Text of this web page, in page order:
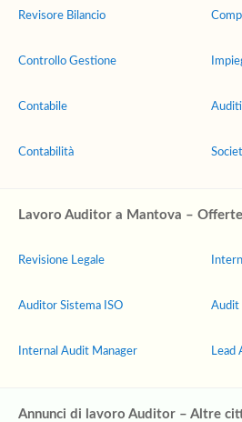
Revisore Bilancio
Controllo Gestione
Contabile
Contabilità
Lavoro Auditor a Mantova –
Revisione Legale
Auditor Sistema ISO
Internal Audit Manager
Audit
Lead
Annunci di lavoro Auditor – Altre